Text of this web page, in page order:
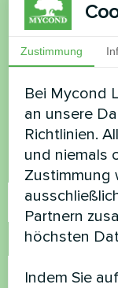
haben
Kontaktieren
helfen
Name
Rufnummer
Zustimmung
Bei Mycond
an unsere
Richtlinien.
und niemals
Zustimmung
Partnern
höchsten
Indem Sie